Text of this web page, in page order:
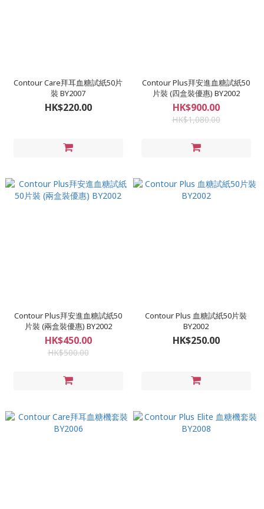
Contour Care拜耳血糖試紙50片
裝 BY2007
HK$220.00
Contour Plus拜安進血糖試紙50
片裝 (四盒裝優惠) BY2002
HK$900.00
HK$1,080.00
Contour Plus拜安進血糖試紙50
片裝 (兩盒裝優惠) BY2002
HK$450.00
HK$500.00
Contour Plus 血糖試紙50片裝
BY2002
HK$250.00